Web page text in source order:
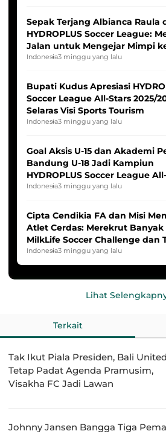
Sepak Terjang Albianca Raula
HYDROPLUS Soccer League:
Jalan untuk Mengejar Mimpi
Indonesia Putri
Indonesia3 minggu yang lalu
Bupati Kudus Apresiasi
Soccer League All-Stars 2025/
Selaras Visi Sports Tourism
Indonesia3 minggu yang lalu
Goal Aksis U-15 dan Akademi
Bandung U-18 Jadi Kampiun
HYDROPLUS Soccer League
2025/2026
Indonesia3 minggu yang lalu
Cipta Cendikia FA dan Misi
Atlet Cerdas: Merekrut Banyak
MilkLife Soccer Challenge dan
HYDROPLUS Soccer League
Indonesia3 minggu yang lalu
Lihat
Terkait
Tak Ikut Piala Presiden, Bali United
Tetap Padat Agenda Pramusim,
Visakha FC Jadi Lawan
Johnny Jansen Bangga Tiga